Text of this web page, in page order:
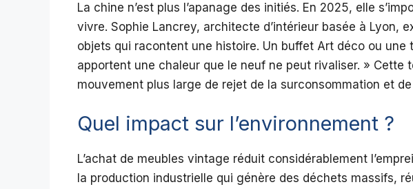
La chine n’est plus l’apanage des initiés. En 2025, elle
vivre. Sophie Lancrey, architecte d’intérieur basée à Lyon,
objets qui racontent une histoire. Un buffet Art déco ou une
apportent une chaleur que le neuf ne peut rivaliser. » Cette
mouvement plus large de rejet de la surconsommation et
Quel impact sur l’environnement ?
L’achat de meubles vintage réduit considérablement
la production industrielle qui génère des déchets massifs,